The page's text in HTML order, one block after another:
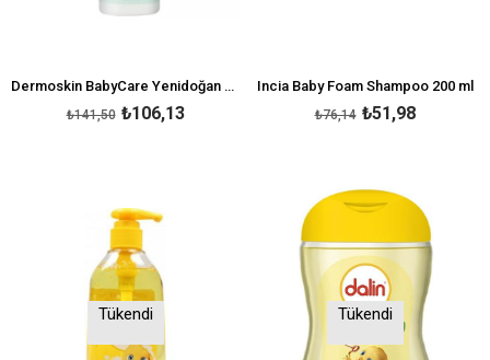
Dermoskin BabyCare Yenidoğan Köpük Şampuanı 200 ml
₺106,13
₺141,50
Incia Baby Foam Shampoo 200 ml
₺51,98
₺76,14
Tükendi Tükendi